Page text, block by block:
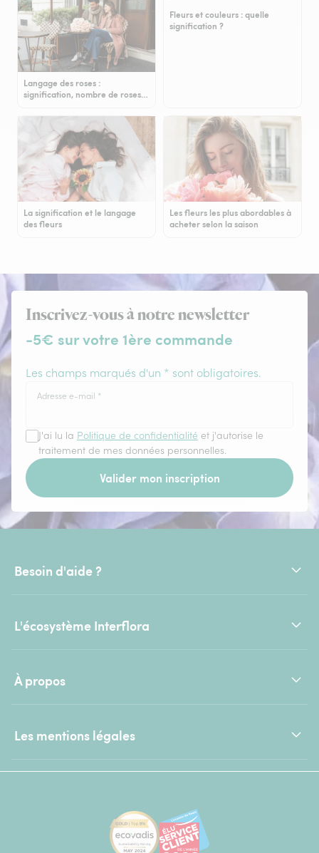
Langage des roses :
signification, nombre de roses…
Fleurs et couleurs : quelle
signification ?
La signification et le langage
des fleurs
Les fleurs les plus abordables à
acheter selon la saison
Inscrivez-vous à notre newsletter
-5€ sur votre 1ère commande
Les champs marqués d'un * sont obligatoires.
Adresse e-mail *
J'ai lu la Politique de confidentialité et j'autorise le
traitement de mes données personnelles.
Valider mon inscription
Besoin d'aide ?
L'écosystème Interflora
À propos
Les mentions légales